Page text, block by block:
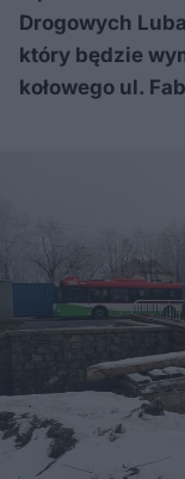
Drogowych
który będzie
kołowego ul.